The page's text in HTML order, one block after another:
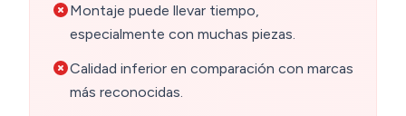
Montaje puede llevar tiempo,
especialmente con muchas piezas.
Calidad inferior en comparación con marcas
más reconocidas.